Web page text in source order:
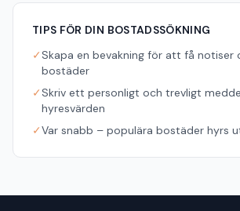
TIPS FÖR DIN BOSTADSSÖKNING
✓Skapa en bevakning för att få notiser
bostäder
✓Skriv ett personligt och trevligt
hyresvärden
✓Var snabb – populära bostäder hyrs